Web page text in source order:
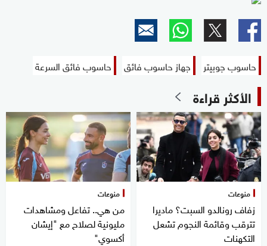
حاسوب جوبيتر جهاز حاسوب فائق حاسوب فائق السرعة
الأكثر قراءة
منوعات
زفاف رونالدو السبت؟ ماديرا
تترقب وقائمة النجوم تشعل
التكهنات
منوعات
من هي.. تفاعل ومشاهدات
مليونية لصلاح مع "إيشان
أكسوي"